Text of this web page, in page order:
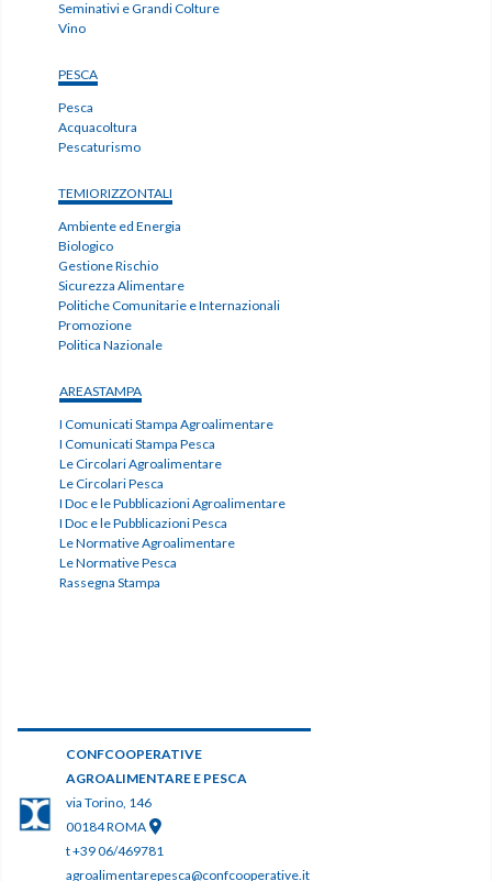
CONFCOOPERATIVE
AGROALIMENTARE E PESCA
via Torino, 146
00184 ROMA
t +39 06/469781
agroalimentarepesca@confcooperative.it
Seminativi e Grandi Colture
Vino
PESCA
Pesca
Acquacoltura
Pescaturismo
TEMIORIZZONTALI
Ambiente ed Energia
Biologico
Gestione Rischio
Sicurezza Alimentare
Politiche Comunitarie e Internazionali
Promozione
Politica Nazionale
AREASTAMPA
I Comunicati Stampa Agroalimentare
I Comunicati Stampa Pesca
Le Circolari Agroalimentare
Le Circolari Pesca
I Doc e le Pubblicazioni Agroalimentare
I Doc e le Pubblicazioni Pesca
Le Normative Agroalimentare
Le Normative Pesca
Rassegna Stampa